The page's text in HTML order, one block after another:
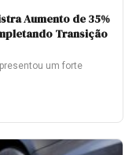
Aumento de 35%
Transição
um forte